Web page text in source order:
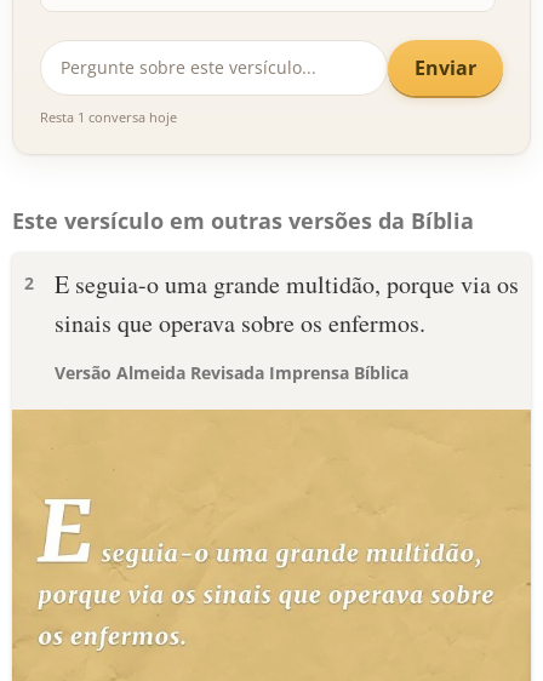
Enviar
Resta 1 conversa hoje
Este versículo em outras versões da Bíblia
2
E seguia-o uma grande multidão, porque via os
sinais que operava sobre os enfermos.
Versão Almeida Revisada Imprensa Bíblica